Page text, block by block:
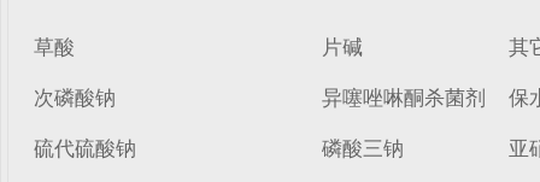
草酸
次磷酸钠
硫代硫酸钠
片碱
异噻唑啉酮杀菌剂
磷酸三钠
其
保
亚